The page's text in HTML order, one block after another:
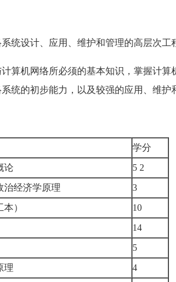
统设计、应用、维护和管理的高层次工
计算机网络所必须的基本知识，掌握计
统的初步能力，以及较强的应用、维护
学分
论
5 2
治经济学原理
3
本）
10
14
5
理
4